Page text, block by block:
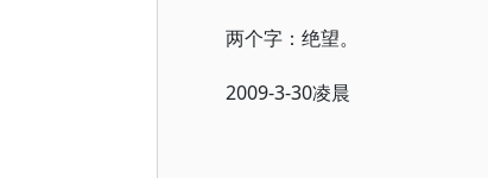
两个字：绝望。
2009-3-30凌晨